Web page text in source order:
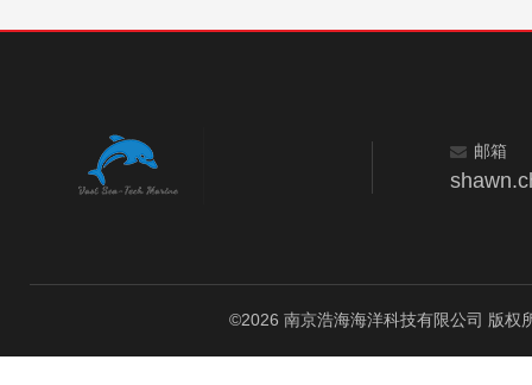
邮箱
©2026 南京浩海海洋科技有限公司 版权